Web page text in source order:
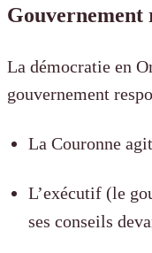
Gouvernement
La démocratie en
gouvernement
La Couronne
L’exécutif (le
ses conseils